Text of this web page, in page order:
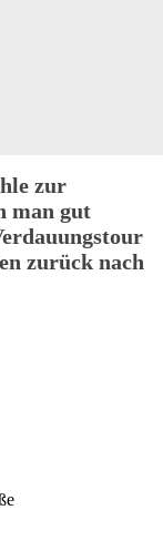
zur
man gut
zurück nach